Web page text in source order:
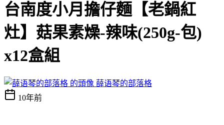
台南度小月擔仔麵【老鍋紅
灶】菇果素燥-辣味(250g-包)
x12盒組
薛语琴的部落格
10年前